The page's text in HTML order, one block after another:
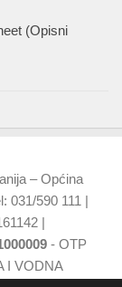
(Opisni
– Općina
031/590 111 |
|
- OTP
I VODNA